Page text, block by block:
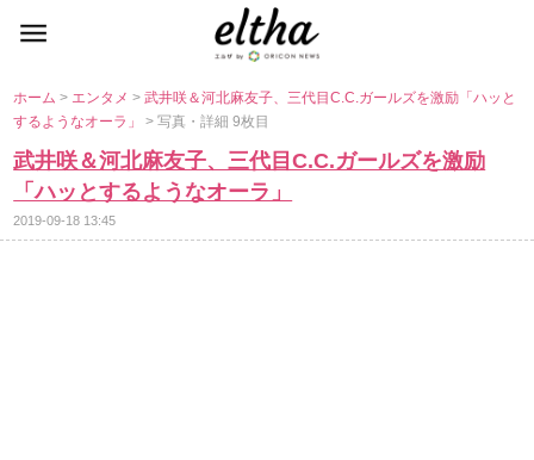
ホーム> エンタメ>武井咲＆河北麻友子、三代目C.C.ガールズを激励「ハッと
するようなオーラ」> 写真・詳細 9枚目
武井咲＆河北麻友子、三代目C.C.ガールズを激励
「ハッとするようなオーラ」
2019-09-18 13:45